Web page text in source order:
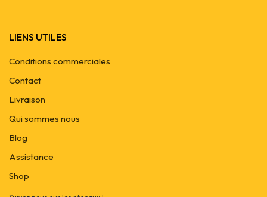
LIENS UTILES
Conditions commerciales
Contact
Livraison
Qui sommes nous
Blog
Assistance
Shop